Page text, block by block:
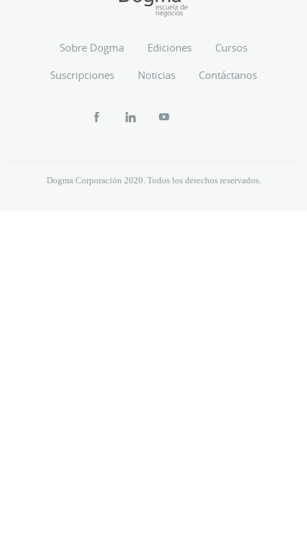
Sobre Dogma Ediciones
Cursos
Suscripciones
Noticias Contáctanos
Dogma Corporación 2020. Todos los derechos reservados.